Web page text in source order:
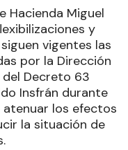
Hacienda Miguel
y
vigentes las
por la Dirección
del Decreto 63
Insfrán durante
atenuar los efectos
la situación de